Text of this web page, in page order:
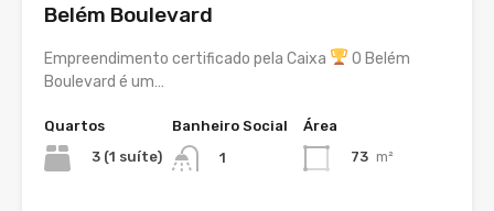
Belém Boulevard
Empreendimento certificado pela Caixa
O Belém
Boulevard é um…
Quartos
3 (1 suíte)
Banheiro Social
1
Área
73 m²